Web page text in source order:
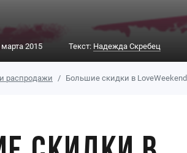
2015 Текст: Надежда Скребец
распродажи Большие скидки в LoveWeekend